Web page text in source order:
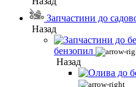
Запчастини до
Назад
бензопил
Назад